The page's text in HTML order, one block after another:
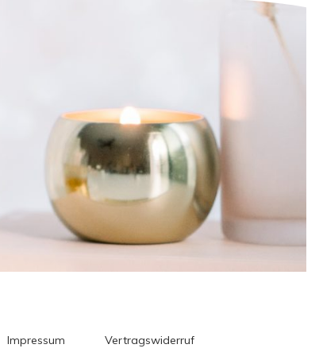
Impressum Vertragswiderruf